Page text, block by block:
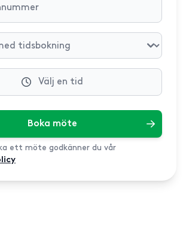
Välj en tid
Boka möte
ett möte godkänner du vår